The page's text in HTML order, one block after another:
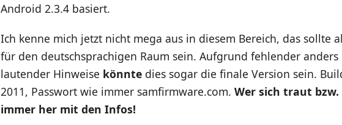
Android 2.3.4 basiert.
Ich kenne mich jetzt nicht mega aus in diesem Bereich, das sollte
für den deutschsprachigen Raum sein. Aufgrund fehlender anders
lautender Hinweise könnte dies sogar die finale Version sein.
2011, Passwort wie immer samfirmware.com. Wer sich traut
immer her mit den Infos!